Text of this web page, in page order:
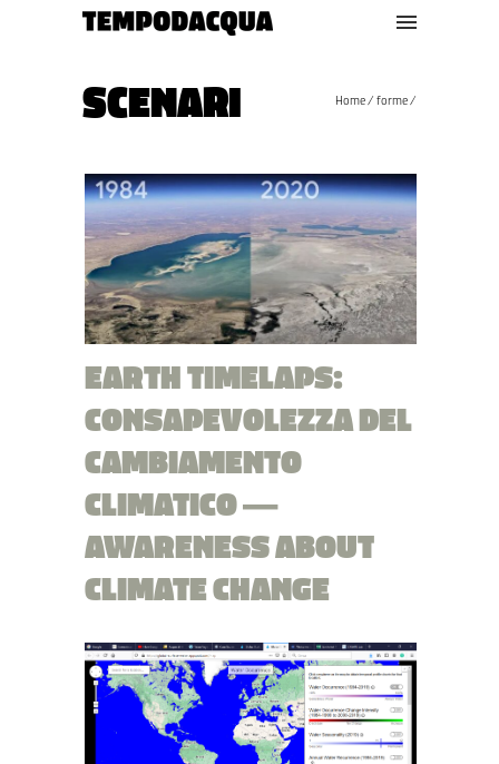
SCENARI Home/ forme/
EARTH TIMELAPS:
CONSAPEVOLEZZA DEL
CAMBIAMENTO
CLIMATICO —
AWARENESS ABOUT
CLIMATE CHANGE